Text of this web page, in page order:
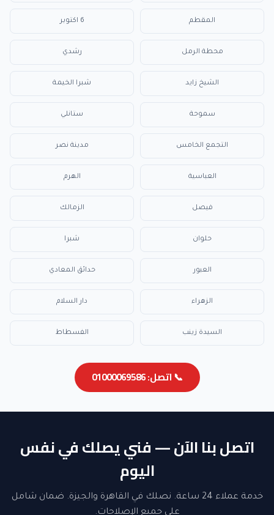
المقطم 6 اكتوبر
محطة الرمل رشدي
الشيخ زايد شبرا الخيمة
سموحة ستانلي
التجمع الخامس مدينة نصر
العباسية الهرم
فيصل الزمالك
حلوان شبرا
العبور حدائق المعادي
الزهراء دار السلام
السيدة زينب الفسطاط
📞 اتصل: 01000069586
اتصل بنا الآن — فني يصلك في نفس
اليوم
خدمة عملاء 24 ساعة. نصلك في القاهرة والجيزة. ضمان شامل
على جميع الإصلاحات.